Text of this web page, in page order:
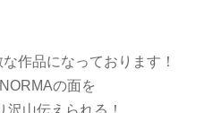
作品になっております！
の面を